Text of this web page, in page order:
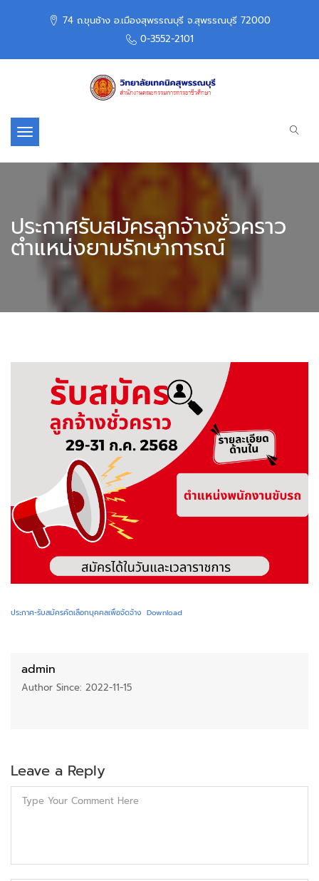
74 ถ.ขุนช้าง อ.เมืองสุพรรณบุรี จ.สุพรรณบุรี 72000
0-3552-2101
Toggle navigation
ประกาศรับสมัครลูกจ้างชั่วคราว
ตำแหน่งยามรักษาการณ์
ประกาศ-รับสมัครคัดเลือกบุคคลเพื่อจัดจ้าง Download
admin
Author Since: 2022-11-15
Leave a Reply